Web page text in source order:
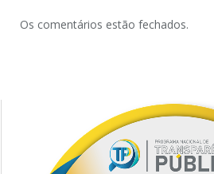
Os comentários estão fechados.